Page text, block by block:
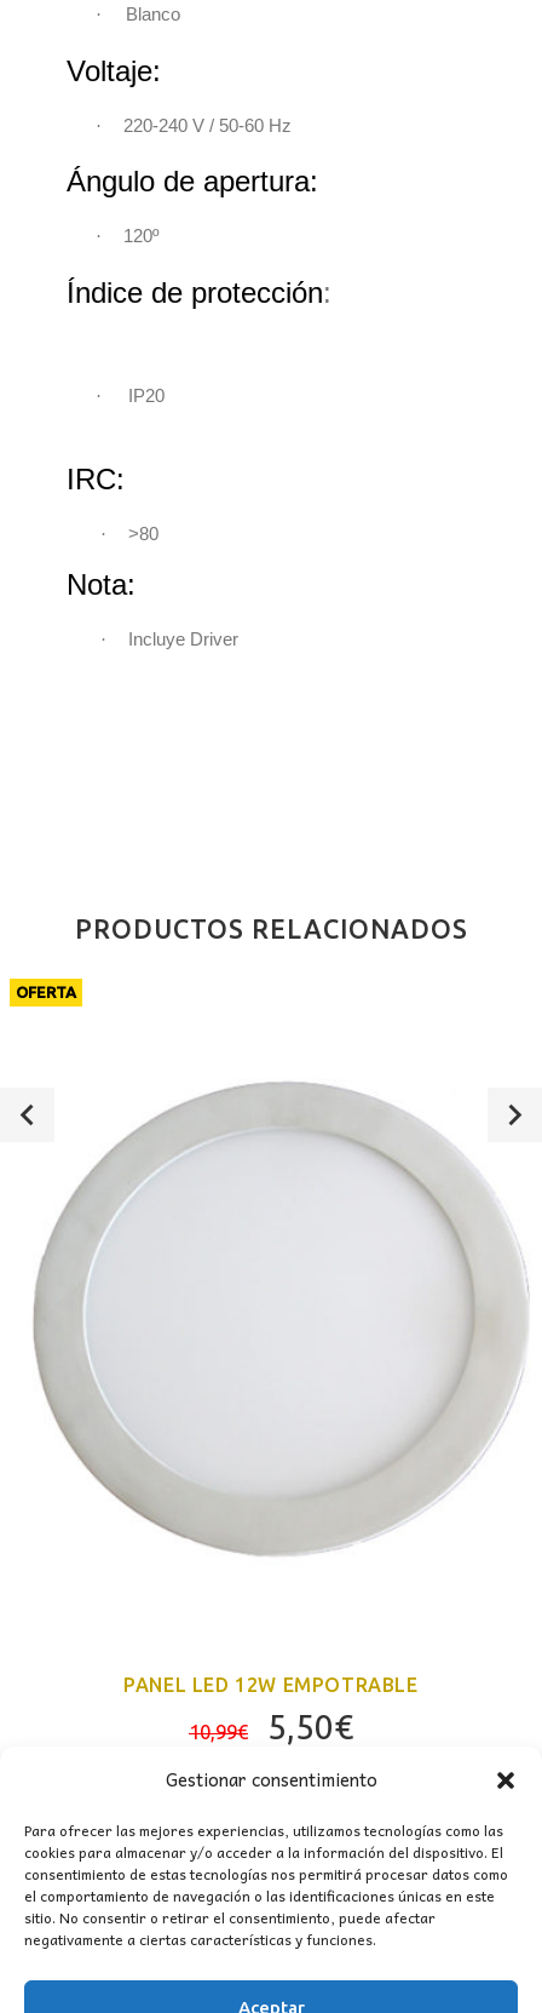
Gestionar consentimiento
Para ofrecer las mejores experiencias, utilizamos tecnologías como las
cookies para almacenar y/o acceder a la información del dispositivo. El
consentimiento de estas tecnologías nos permitirá procesar datos como
el comportamiento de navegación o las identificaciones únicas en este
sitio. No consentir o retirar el consentimiento, puede afectar
negativamente a ciertas características y funciones.
Aceptar
· Blanco
Voltaje:
· 220-240 V / 50-60 Hz
Ángulo de apertura:
· 120º
Índice de protección:
· IP20
IRC:
· >80
Nota:
· Incluye Driver
PRODUCTOS RELACIONADOS
OFERTA
PANEL LED 12W EMPOTRABLE
10,99€
El
original
era:
10,99€.
5,50€El
actual
es:
5,50€.